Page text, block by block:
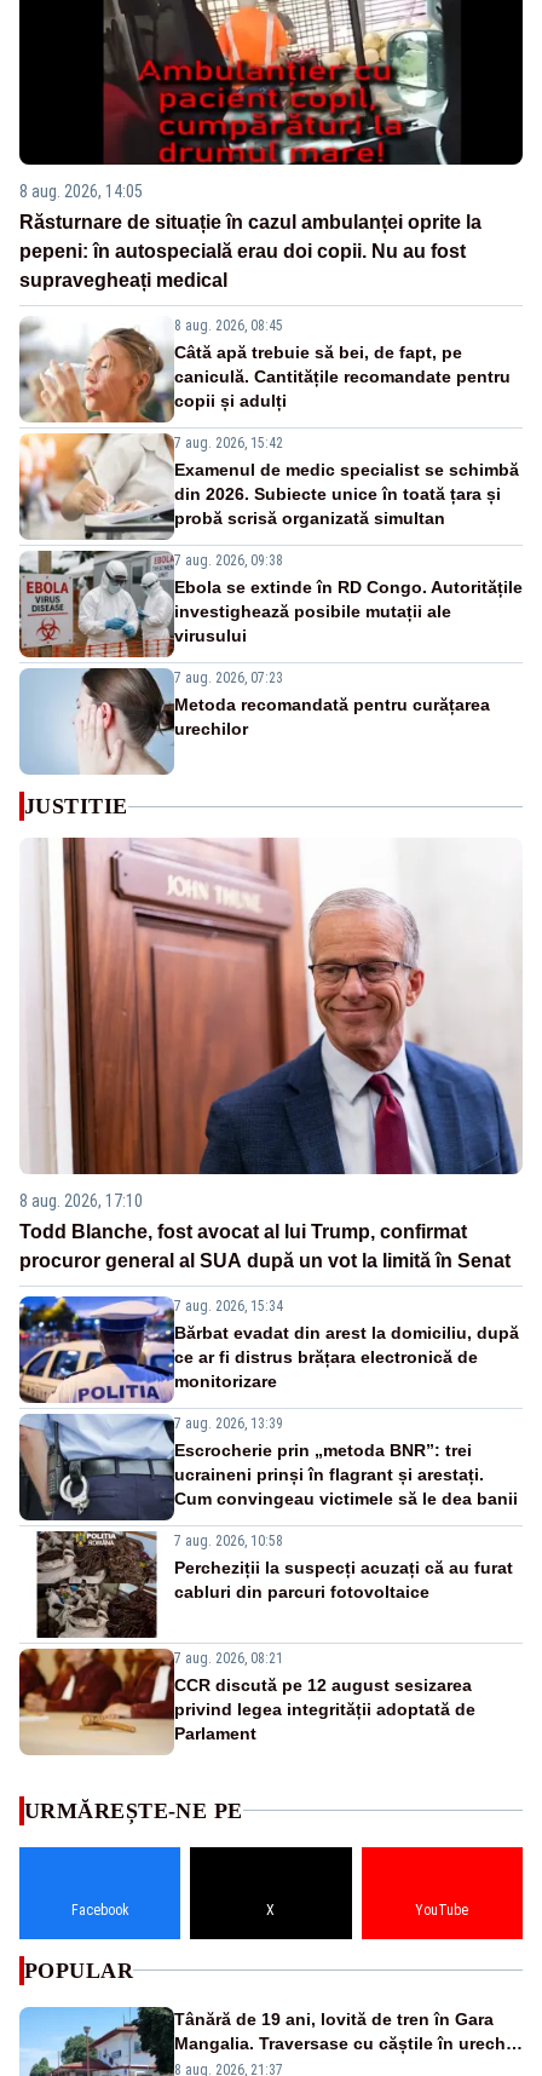
8 aug. 2026, 14:05
Răsturnare de situație în cazul ambulanței oprite la
pepeni: în autospecială erau doi copii. Nu au fost
supravegheați medical
8 aug. 2026, 08:45
Câtă apă trebuie să bei, de fapt, pe
caniculă. Cantitățile recomandate pentru
copii și adulți
7 aug. 2026, 15:42
Examenul de medic specialist se schimbă
din 2026. Subiecte unice în toată țara și
probă scrisă organizată simultan
7 aug. 2026, 09:38
Ebola se extinde în RD Congo. Autoritățile
investighează posibile mutații ale
virusului
7 aug. 2026, 07:23
Metoda recomandată pentru curățarea
urechilor
JUSTITIE
8 aug. 2026, 17:10
Todd Blanche, fost avocat al lui Trump, confirmat
procuror general al SUA după un vot la limită în Senat
7 aug. 2026, 15:34
Bărbat evadat din arest la domiciliu, după
ce ar fi distrus brățara electronică de
monitorizare
7 aug. 2026, 13:39
Escrocherie prin „metoda BNR”: trei
ucraineni prinși în flagrant și arestați.
Cum convingeau victimele să le dea banii
7 aug. 2026, 10:58
Percheziții la suspecți acuzați că au furat
cabluri din parcuri fotovoltaice
7 aug. 2026, 08:21
CCR discută pe 12 august sesizarea
privind legea integrității adoptată de
Parlament
URMĂREȘTE-NE PE
Facebook X YouTube
POPULAR
Tânără de 19 ani, lovită de tren în Gara
Mangalia. Traversase cu căștile în urechi
liniile printr-un loc nepermis
8 aug. 2026, 21:37